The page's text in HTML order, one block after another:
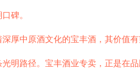
碑。
厚中原酒文化的宝丰酒，其价值
明路径。宝丰酒业专卖，正是在